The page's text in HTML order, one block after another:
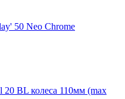
50 Neo Chrome
BL колеса 110мм (max